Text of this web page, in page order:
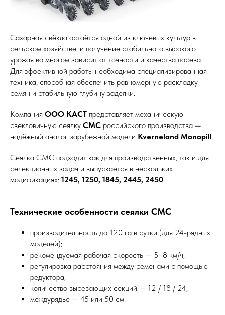
Сахарная свёкла остаётся одной из ключевых культур в
сельском хозяйстве, и получение стабильного высокого
урожая во многом зависит от точности и качества посева.
Для эффективной работы необходима специализированная
техника, способная обеспечить равномерную раскладку
семян и стабильную глубину заделки.
Компания ООО КАСТ представляет механическую
свекловичную сеялку СМС российского производства —
надёжный аналог зарубежной модели Kverneland Monopill
Сеялка СМС подходит как для производственных, так и для
селекционных задач и выпускается в нескольких
модификациях: 1245, 1250, 1845, 2445, 2450
Технические особенности сеялки СМС
производительность до 120 га в сутки (для 24-рядных
моделей);
рекомендуемая рабочая скорость — 5–8 км/ч;
регулировка расстояния между семенами с помощью
редуктора;
количество высевающих секций — 12 / 18 / 24;
междурядье — 45 или 50 см.